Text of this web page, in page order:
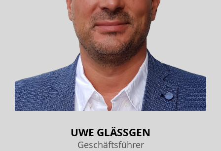
UWE GLÄSSGEN
Geschäftsführer